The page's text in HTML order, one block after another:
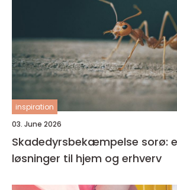
inspiration
03. June 2026
Skadedyrsbekæmpelse sorø:
løsninger til hjem og erhverv